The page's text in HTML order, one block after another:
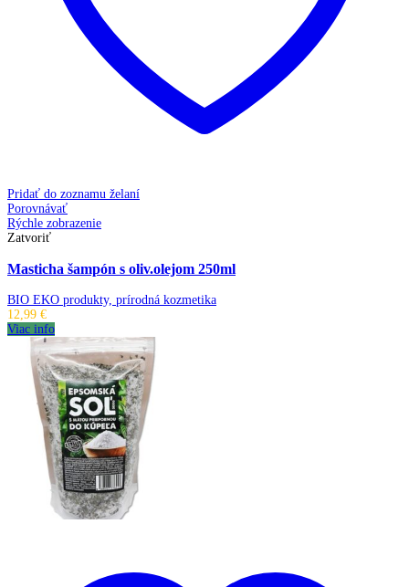
Pridať do zoznamu želaní
Porovnávať
Rýchle zobrazenie
Zatvoriť
Masticha šampón s oliv.olejom 250ml
BIO EKO produkty, prírodná kozmetika
12,99 €
Viac info